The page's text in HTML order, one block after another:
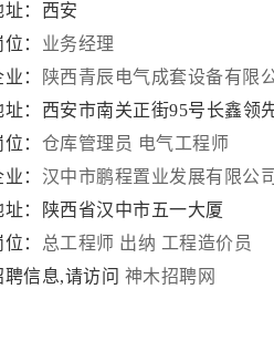
址：西安
： 业务经理
：
陕西青辰电气成套设备有限
：西安市南关正街95号长鑫领
： 仓库管理员 电气工程师
： 汉中市鹏程置业发展有限公司
址：陕西省汉中市五一大厦
： 总工程师 出纳 工程造价员
聘信息,请访问 神木招聘网